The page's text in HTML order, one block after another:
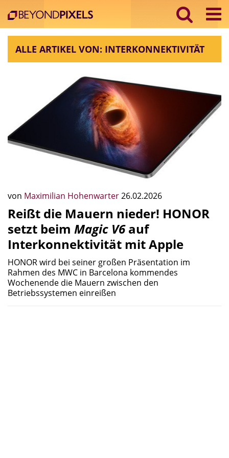
ALLE ARTIKEL VON: INTERKONNEKTIVITÄT
von Maximilian Hohenwarter26.02.2026
Reißt die Mauern nieder! HONOR
setzt beim Magic V6auf
Interkonnektivität mit Apple
HONOR wird bei seiner großen Präsentation im
Rahmen des MWC in Barcelona kommendes
Wochenende die Mauern zwischen den
Betriebssystemen einreißen